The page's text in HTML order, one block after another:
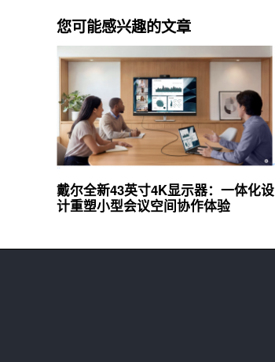
您可能感兴趣的文章
戴尔全新43英寸4K显示器：一体化设
计重塑小型会议空间协作体验